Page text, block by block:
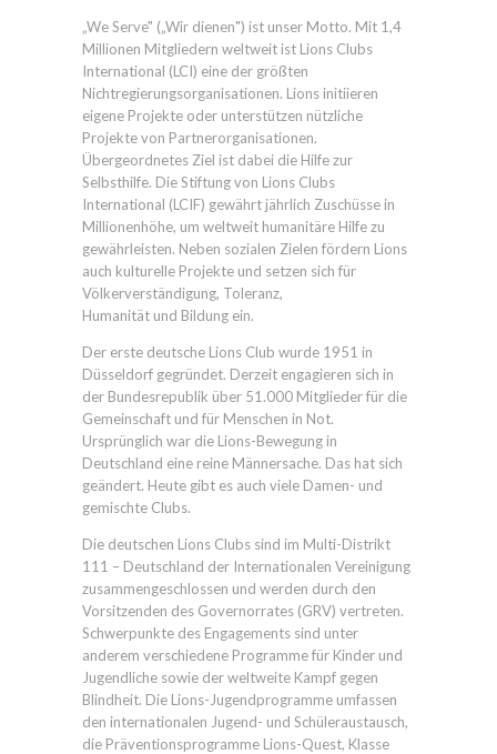
„We Serve" („Wir dienen") ist unser Motto. Mit 1,4
Millionen Mitgliedern weltweit ist Lions Clubs
International (LCI) eine der größten
Nichtregierungsorganisationen. Lions initiieren
eigene Projekte oder unterstützen nützliche
Projekte von Partnerorganisationen.
Übergeordnetes Ziel ist dabei die Hilfe zur
Selbsthilfe. Die Stiftung von Lions Clubs
International (LCIF) gewährt jährlich Zuschüsse in
Millionenhöhe, um weltweit humanitäre Hilfe zu
gewährleisten. Neben sozialen Zielen fördern Lions
auch kulturelle Projekte und setzen sich für
Völkerverständigung, Toleranz,
Humanität und Bildung ein.
Der erste deutsche Lions Club wurde 1951 in
Düsseldorf gegründet. Derzeit engagieren sich in
der Bundesrepublik über 51.000 Mitglieder für die
Gemeinschaft und für Menschen in Not.
Ursprünglich war die Lions-Bewegung in
Deutschland eine reine Männersache. Das hat sich
geändert. Heute gibt es auch viele Damen- und
gemischte Clubs.
Die deutschen Lions Clubs sind im Multi-Distrikt
111 – Deutschland der Internationalen Vereinigung
zusammengeschlossen und werden durch den
Vorsitzenden des Governorrates (GRV) vertreten.
Schwerpunkte des Engagements sind unter
anderem verschiedene Programme für Kinder und
Jugendliche sowie der weltweite Kampf gegen
Blindheit. Die Lions-Jugendprogramme umfassen
den internationalen Jugend- und Schüleraustausch,
die Präventionsprogramme Lions-Quest, Klasse